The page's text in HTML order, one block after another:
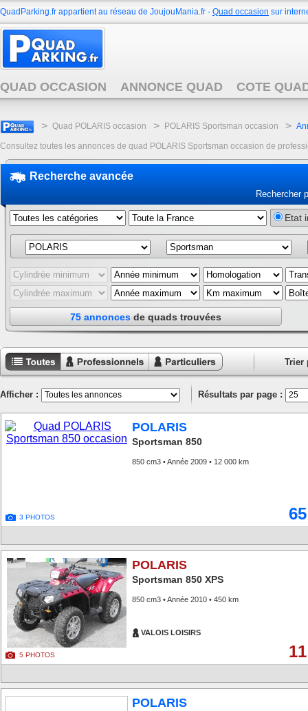
QuadParking.fr appartient au réseau de JoujouMania.fr - Quad occasion sur
QUAD OCCASION ANNONCE QUAD COTE
> Quad POLARIS occasion > POLARIS Sportsman occasion >
Consultez toutes les annonces de quad POLARIS Sportsman occasion de
Recherche avancée
Rechercher
Etat
75 annonces de quads trouvées
Toutes les
annonces
Annonces
professionnels
Annonces
particuliers
Trier
Afficher : Résultats par page :
3 PHOTOS
POLARIS
Sportsman 850
850 cm3 • Année 2009 • 12 000 km
5 PHOTOS
POLARIS
Sportsman 850 XPS
850 cm3 • Année 2010 • 450 km
VALOIS LOISIRS
POLARIS